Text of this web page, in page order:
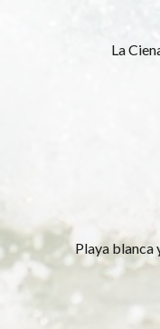
La
Playa blanca